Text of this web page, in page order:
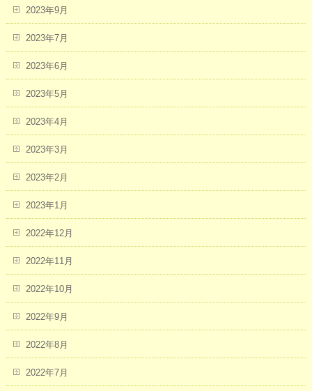
2023年9月
2023年7月
2023年6月
2023年5月
2023年4月
2023年3月
2023年2月
2023年1月
2022年12月
2022年11月
2022年10月
2022年9月
2022年8月
2022年7月